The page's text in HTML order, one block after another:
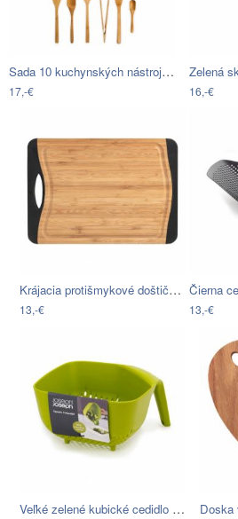
Sada 10 kuchynských nástrojov z bambusu…
17,-€ 16,-€
Krájacia protišmykové doštička z…
13,-€ 13,-€
Veľké zelené kubické cedidlo Joseph…